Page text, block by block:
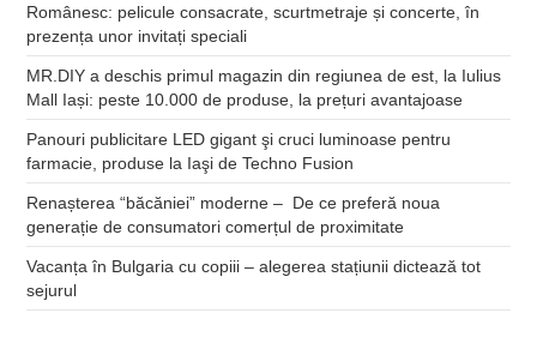
Românesc: pelicule consacrate, scurtmetraje și concerte, în
prezența unor invitați speciali
MR.DIY a deschis primul magazin din regiunea de est, la Iulius
Mall Iași: peste 10.000 de produse, la prețuri avantajoase
Panouri publicitare LED gigant şi cruci luminoase pentru
farmacie, produse la Iaşi de Techno Fusion
Renașterea “băcăniei” moderne – De ce preferă noua
generație de consumatori comerțul de proximitate
Vacanța în Bulgaria cu copiii – alegerea stațiunii dictează tot
sejurul